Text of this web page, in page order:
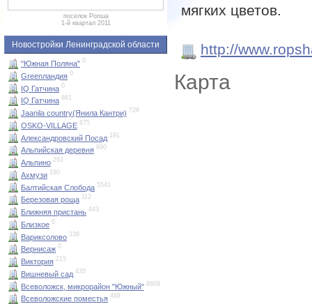
поселок Ропша
1-й квартал 2011
Новостройки Ленинградской области
"Южная Поляна" 0
Greenландия 0
IQ Гатчина 0
IQ Гатчина 881
Jaanila country(Янила Кантри) 728
OSKO-VILLAGE 875
Александровский Посад 191
Альпийская деревня 890
Альпино 292
Ахмузи 190
Балтийская Слобода 5541
Березовая роща 112
Ближняя пристань 443
Близкое 0
Вариксолово 338
Вернисаж 0
Виктория 215
Вишневый сад 435
Всеволожск, микрорайон "Южный" 8609
Всеволожские поместья 468
мягких цветов.
http://
Карта